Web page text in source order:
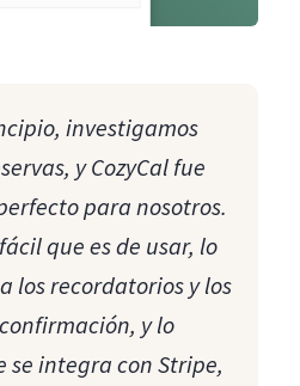
investigamos
y CozyCal fue
para nosotros.
que es de usar, lo
los recordatorios y los
y lo
integra con Stripe,